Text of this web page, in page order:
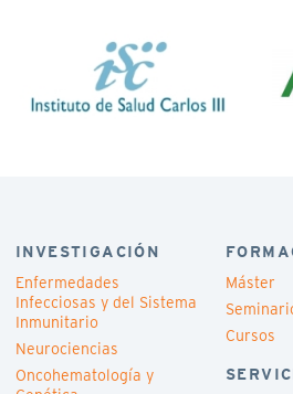
INVESTIGACIÓN
Enfermedades
Infecciosas y del Sistema
Inmunitario
Neurociencias
Oncohematología y
Máster
Cursos